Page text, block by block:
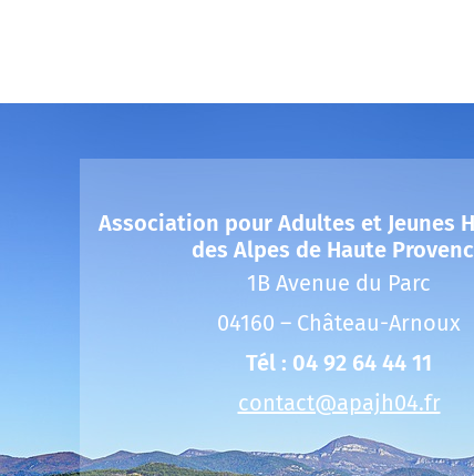
Association pour Adultes et Jeunes
des Alpes de Haute
1B Avenue du Parc
04160 – Château-Arnoux
Tél : 04 92 64 44 11
contact@apajh04.fr